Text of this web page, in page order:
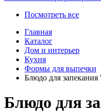
Посмотреть все
Главная
Каталог
Дом и интерьер
Кухня
Формы для выпечки
Блюдо для запекания
Блюдо для